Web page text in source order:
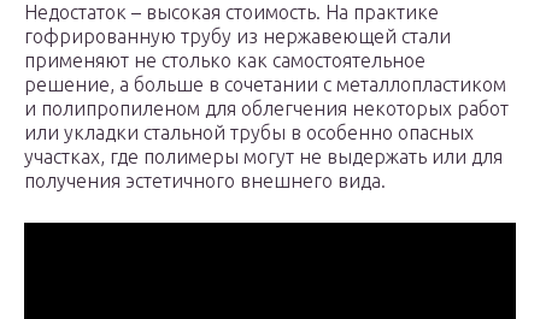
Недостаток – высокая стоимость. На практике
гофрированную трубу из нержавеющей стали
применяют не столько как самостоятельное
решение, а больше в сочетании с металлопластиком
и полипропиленом для облегчения некоторых работ
или укладки стальной трубы в особенно опасных
участках, где полимеры могут не выдержать или для
получения эстетичного внешнего вида.